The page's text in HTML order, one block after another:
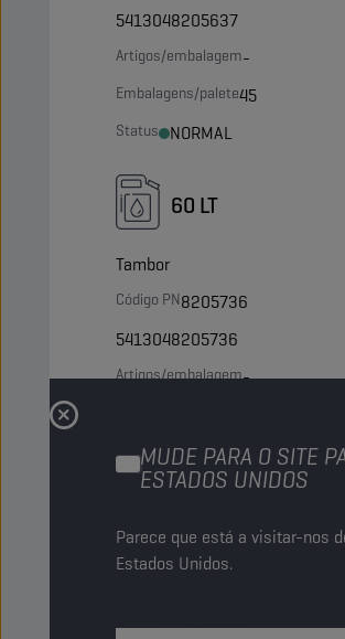
MUDE PARA O SITE
ESTADOS UNIDOS
Parece que está a visitar-nos
Estados Unidos.
5413048205637
Artigos/embalagem-
Embalagens/palete45
Status NORMAL
60 LT
Tambor
Código PN8205736
5413048205736
Artigos/embalagem-
Status NORMAL
205 LT